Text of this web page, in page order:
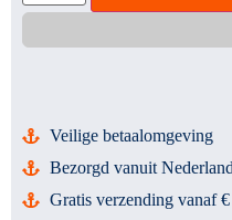
Veilige betaalomgeving
Bezorgd vanuit
Gratis verzending vanaf